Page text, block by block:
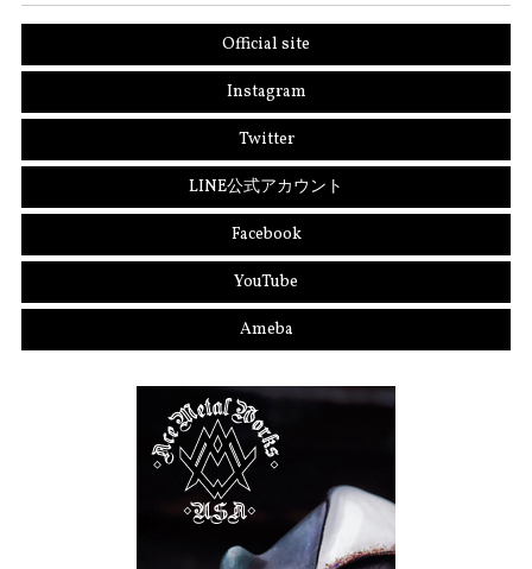
Official site
Instagram
Twitter
LINE公式アカウント
Facebook
YouTube
Ameba